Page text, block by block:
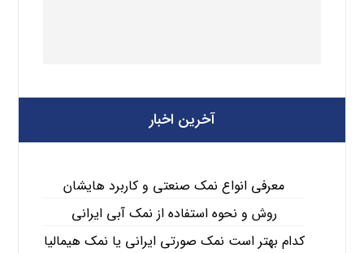
آخرین اخبار
معرفی انواع نمک صنعتی و کاربرد هایشان
روش و نحوه استفاده از نمک آبی ایرانی
کدام بهتر است نمک صورتی ایرانی یا نمک هیمالیا